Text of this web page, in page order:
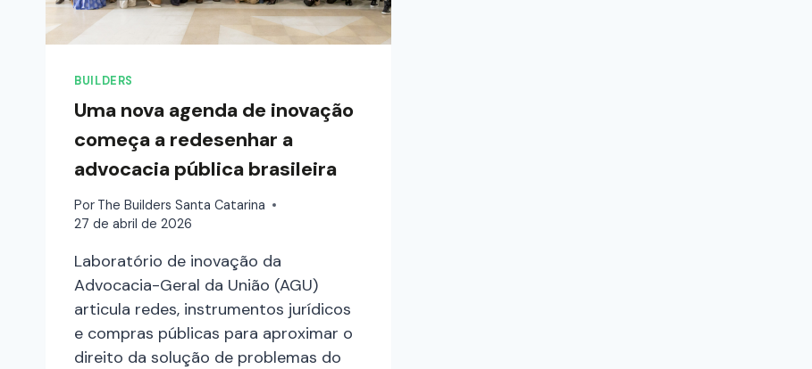
BUILDERS
Uma nova agenda de inovação
começa a redesenhar a
advocacia pública brasileira
Por The Builders Santa Catarina
27 de abril de 2026
Laboratório de inovação da
Advocacia-Geral da União (AGU)
articula redes, instrumentos jurídicos
e compras públicas para aproximar o
direito da solução de problemas do